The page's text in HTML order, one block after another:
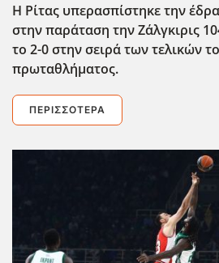
Η Ρίτας υπερασπίστηκε την
στην παράταση την Ζάλγκιρις
το 2-0 στην σειρά των τελικών
πρωταθλήματος.
ΠΕΡΙΣΣΌΤΕΡΑ